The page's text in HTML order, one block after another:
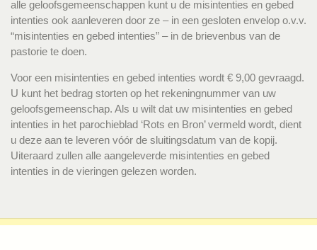
alle geloofsgemeenschappen kunt u de misintenties en gebed
intenties ook aanleveren door ze – in een gesloten envelop o.v.v.
“misintenties en gebed intenties” – in de brievenbus van de
pastorie te doen.
Voor een misintenties en gebed intenties wordt € 9,00 gevraagd.
U kunt het bedrag storten op het rekeningnummer van uw
geloofsgemeenschap. Als u wilt dat uw misintenties en gebed
intenties in het parochieblad ‘Rots en Bron’ vermeld wordt, dient
u deze aan te leveren vóór de sluitingsdatum van de kopij.
Uiteraard zullen alle aangeleverde misintenties en gebed
intenties in de vieringen gelezen worden.